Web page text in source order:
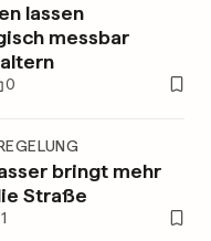
lassen
messbar
0
bringt mehr
Straße
1